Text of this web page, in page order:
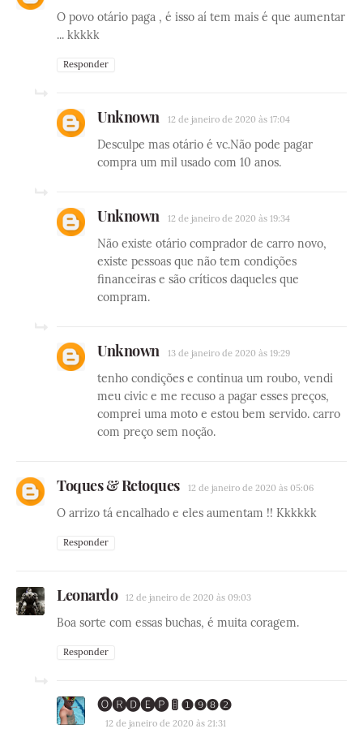
O povo otário paga , é isso aí tem mais é que aumentar
... kkkkk
Responder
Unknown 12 de janeiro de 2020 às 17:04
Desculpe mas otário é vc.Não pode pagar
compra um mil usado com 10 anos.
Unknown 12 de janeiro de 2020 às 19:34
Não existe otário comprador de carro novo,
existe pessoas que não tem condições
financeiras e são críticos daqueles que
compram.
Unknown 13 de janeiro de 2020 às 19:29
tenho condições e continua um roubo, vendi
meu civic e me recuso a pagar esses preços,
comprei uma moto e estou bem servido. carro
com preço sem noção.
Toques & Retoques 12 de janeiro de 2020 às 05:06
O arrizo tá encalhado e eles aumentam !! Kkkkkk
Responder
Leonardo 12 de janeiro de 2020 às 09:03
Boa sorte com essas buchas, é muita coragem.
Responder
🅞🅡🅓🅔🅟 🚦 ❶❾❽❷
12 de janeiro de 2020 às 21:31